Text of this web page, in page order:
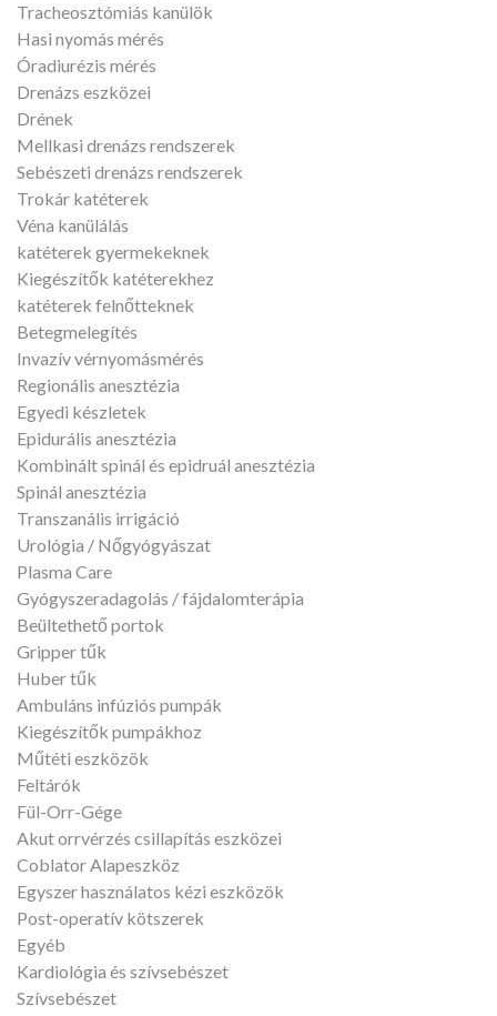
Tracheosztómiás kanülök
Hasi nyomás mérés
Óradiurézis mérés
Drenázs eszközei
Drének
Mellkasi drenázs rendszerek
Sebészeti drenázs rendszerek
Trokár katéterek
Véna kanülálás
katéterek gyermekeknek
Kiegészítők katéterekhez
katéterek felnőtteknek
Betegmelegítés
Invazív vérnyomásmérés
Regionális anesztézia
Egyedi készletek
Epidurális anesztézia
Kombinált spinál és epidruál anesztézia
Spinál anesztézia
Transzanális irrigáció
Urológia / Nőgyógyászat
Plasma Care
Gyógyszeradagolás / fájdalomterápia
Beültethető portok
Gripper tűk
Huber tűk
Ambuláns infúziós pumpák
Kiegészítők pumpákhoz
Műtéti eszközök
Feltárók
Fül-Orr-Gége
Akut orrvérzés csillapítás eszközei
Coblator Alapeszköz
Egyszer használatos kézi eszközök
Post-operatív kötszerek
Egyéb
Kardiológia és szívsebészet
Szívsebészet